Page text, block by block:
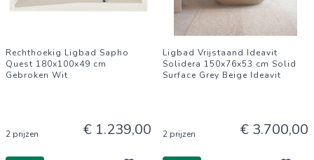
Rechthoekig Ligbad Sapho
Quest 180x100x49 cm
Gebroken Wit
2 prijzen € 1.239,00
Ligbad Vrijstaand Ideavit
Solidera 150x76x53 cm Solid
Surface Grey Beige Ideavit
2 prijzen € 3.700,00